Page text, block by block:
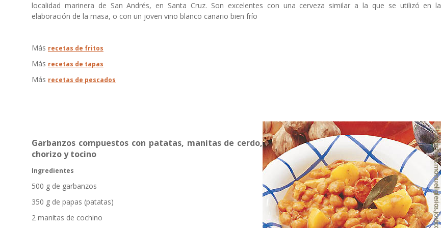
localidad marinera de San Andrés, en Santa Cruz. Son excelentes con una cerveza similar a la que se utilizó en la
elaboración de la masa, o con un joven vino blanco canario bien frío
Más recetas de fritos
Más recetas de tapas
Más recetas de pescados
Garbanzos compuestos con patatas, manitas de cerdo,
chorizo y tocino
Ingredientes
500 g de garbanzos
350 g de papas (patatas)
2 manitas de cochino